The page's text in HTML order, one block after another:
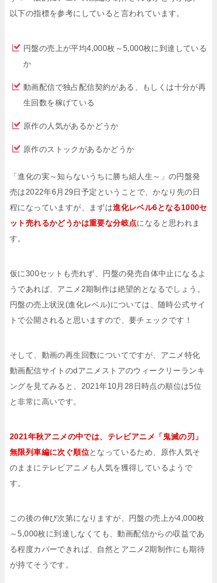
以下の指標を参考にしていると言われています。
円盤の売上が平均4,000枚～5,000枚に到達している
か
動画配信で独占配信契約がある、もしくは十分が再
生回数を稼げている
原作の人気があるかどうか
原作のストックがあるかどうか
「進化の実～知らないうちに勝ち組人生～」の円盤発
売は2022年6月29日予定ということで、かなり先の日
程になっていますが、まずは進化レベル6となる1000セ
ット売れるかどうかは重要な分岐点になると思われま
す。
仮に300セットも売れず、円盤の発売自体中止になるよ
うであれば、アニメ2期制作は絶望的となるでしょう。
円盤の売上状況(進化レベル)については、随時公式サイ
トで公開されると思いますので、要チェックです！
そして、動画の再生回数についてですが、アニメ特化
動画配信サイトのdアニメストアのウィークリーランキ
ングを見てみると、2021年10月28日時点の順位は5位
と非常に高いです。
2021年秋アニメの中では、テレビアニメ「鬼滅の刃」
無限列車編に次ぐ順位となっているため、原作人気そ
のままにテレビアニメも人気を獲得しているようで
す。
この後の伸び次第になりますが、円盤の売上が4,000枚
～5,000枚に到達しなくても、動画配信からの収益であ
る程度カバーできれば、自然とアニメ2期制作にも期待
が持てそうです。